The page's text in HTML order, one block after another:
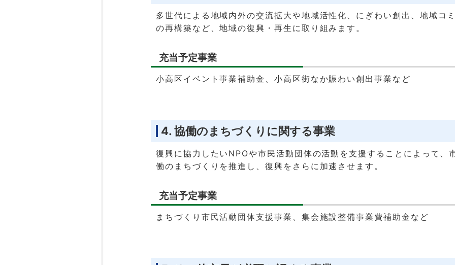
多世代による地域内外の交流拡大や地域活性化、にぎわい創出、地域コ
の再構築など、地域の復興・再生に取り組みます。
充当予定事業
小高区イベント事業補助金、小高区街なか賑わい創出事業など
4. 協働のまちづくりに関する事業
復興に協力したいNPOや市民活動団体の活動を支援することによって、
働のまちづくりを推進し、復興をさらに加速させます。
充当予定事業
まちづくり市民活動団体支援事業、集会施設整備事業費補助金など